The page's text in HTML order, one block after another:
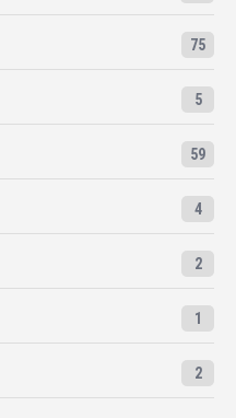
75
5
59
4
2
1
2